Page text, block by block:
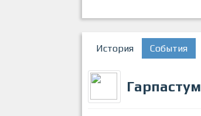
История События
Гарпастум